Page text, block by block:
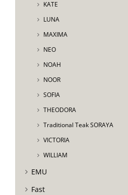
KATE
LUNA
MAXIMA
NEO
NOAH
NOOR
SOFIA
THEODORA
Traditional Teak SORAYA
VICTORIA
WILLIAM
EMU
Fast